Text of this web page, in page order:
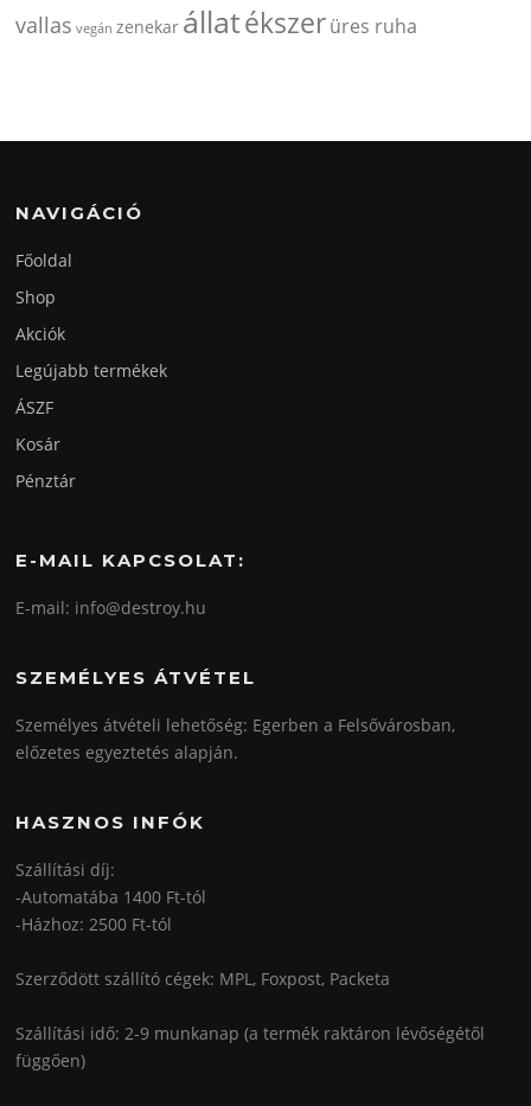
vallas vegán zenekar állatékszerüres ruha
NAVIGÁCIÓ
Főoldal
Shop
Akciók
Legújabb termékek
ÁSZF
Kosár
Pénztár
E-MAIL KAPCSOLAT:
E-mail: info@destroy.hu
SZEMÉLYES ÁTVÉTEL
Személyes átvételi lehetőség: Egerben a Felsővárosban,
előzetes egyeztetés alapján.
HASZNOS INFÓK
Szállítási díj:
-Automatába 1400 Ft-tól
-Házhoz: 2500 Ft-tól
Szerződött szállító cégek: MPL, Foxpost, Packeta
Szállítási idő: 2-9 munkanap (a termék raktáron lévőségétől
függően)